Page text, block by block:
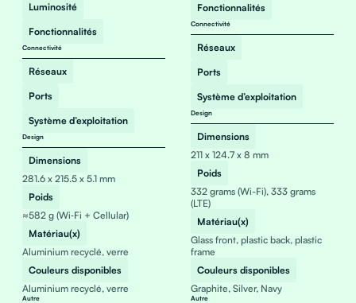
Luminosité
Fonctionnalités
Connectivité
Réseaux
Ports
Système d’exploitation
Design
Dimensions
281.6 x 215.5 x 5.1 mm
Poids
≈582 g (Wi‑Fi + Cellular)
Matériau(x)
Aluminium recyclé, verre
Couleurs disponibles
Aluminium recyclé, verre
Autre
Fonctionnalités
Connectivité
Réseaux
Ports
Système d’exploitation
Design
Dimensions
211 x 124.7 x 8 mm
Poids
332 grams (Wi-Fi), 333 grams
(LTE)
Matériau(x)
Glass front, plastic back, plastic
frame
Couleurs disponibles
Graphite, Silver, Navy
Autre